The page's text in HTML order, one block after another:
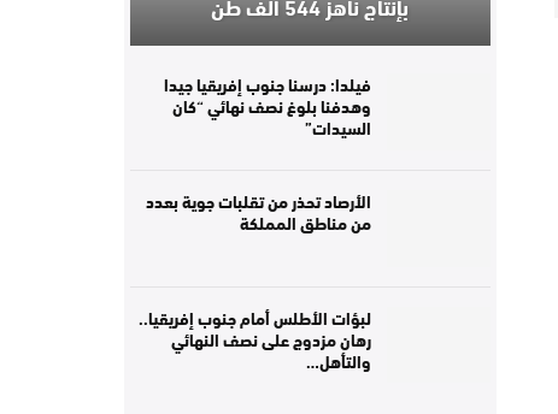
فيلدا: درسنا جنوب إفريقيا جيدا
وهدفنا بلوغ نصف نهائي “كان
السيدات”
الأرصاد تحذر من تقلبات جوية بعدد
من مناطق المملكة
لبؤات الأطلس أمام جنوب إفريقيا..
رهان مزدوج على نصف النهائي
والتأهل…